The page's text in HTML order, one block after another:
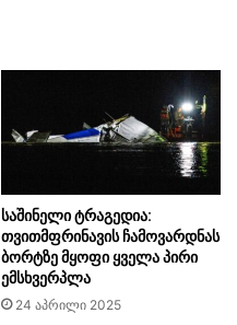
საშინელი ტრაგედია:
თვითმფრინავის ჩამოვარდნას
ბორტზე მყოფი ყველა პირი
ემსხვერპლა
24 აპრილი 2025